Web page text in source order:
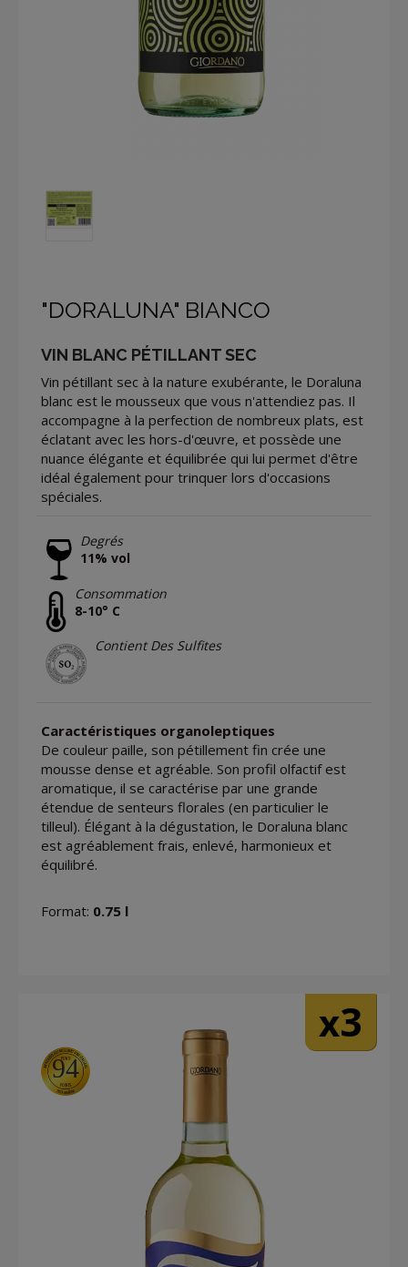
"DORALUNA" BIANCO
VIN BLANC PÉTILLANT SEC
Vin pétillant sec à la nature exubérante, le Doraluna
blanc est le mousseux que vous n'attendiez pas. Il
accompagne à la perfection de nombreux plats, est
éclatant avec les hors-d'œuvre, et possède une
nuance élégante et équilibrée qui lui permet d'être
idéal également pour trinquer lors d'occasions
spéciales.
Degrés
11% vol
Consommation
8-10° C
Contient Des Sulfites
Caractéristiques organoleptiques
De couleur paille, son pétillement fin crée une
mousse dense et agréable. Son profil olfactif est
aromatique, il se caractérise par une grande
étendue de senteurs florales (en particulier le
tilleul). Élégant à la dégustation, le Doraluna blanc
est agréablement frais, enlevé, harmonieux et
équilibré.
Format: 0.75 l
94
x3